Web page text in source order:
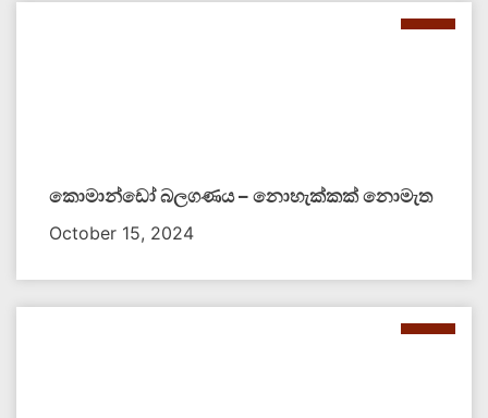
කොමාන්ඩෝ බලගණය – නොහැක්කක් නොමැත​
October 15, 2024